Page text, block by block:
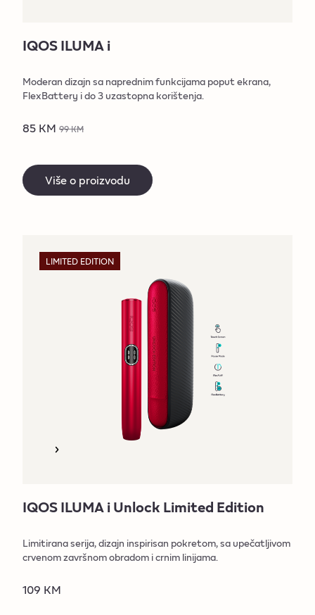
IQOS ILUMA i
Moderan dizajn sa naprednim funkcijama poput ekrana,
FlexBattery i do 3 uzastopna korištenja.
85 KM 99 KM
Više o proizvodu
LIMITED EDITION
IQOS ILUMA i Unlock Limited Edition
Limitirana serija, dizajn inspirisan pokretom, sa upečatljivom
crvenom završnom obradom i crnim linijama.
109 KM